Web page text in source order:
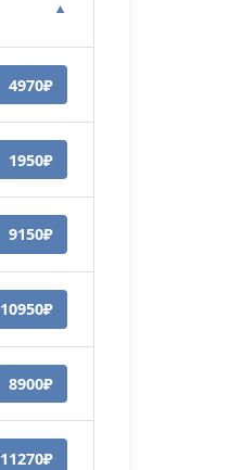
▼
4970₽
1950₽
9150₽
10950₽
8900₽
11270₽